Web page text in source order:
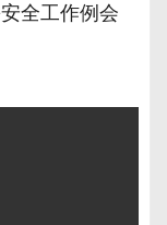
全工作例会